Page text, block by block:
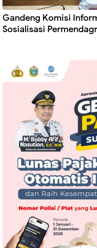
Gandeng Komisi
Sosialisasi